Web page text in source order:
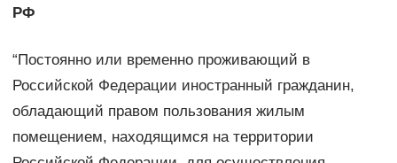
РФ
“Постоянно или временно проживающий в
Российской Федерации иностранный гражданин,
обладающий правом пользования жилым
помещением, находящимся на территории